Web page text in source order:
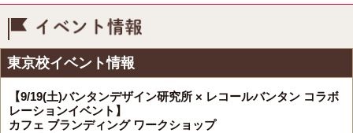
東京校イベント情報
【9/19(土)バンタンデザイン研究所 × レコールバンタン コラボ
レーションイベント】
カフェ ブランディング ワークショップ